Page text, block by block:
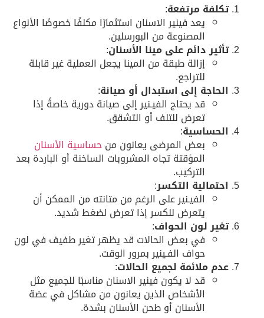
تكلفة مرتفعة:
يعد فينير الاسنان استثمارًا مكلفًا خصوصًا الأنواع
المصنوعة من البورسلين.
تأثير دائم على مينا الأسنان:
إزالة طبقة من المينا يجعل العملية غير قابلة
للتراجع.
الحاجة إلى استبدال أو صيانة:
قد يحتاج الفيـنير إلى صيانة دورية خاصةً إذا
تعرض للتلف أو التشقق.
الحساسية:
بعض المرضى يعانون من حساسية الأسنان
المؤقتة تجاه المشروبات الساخنة أو الباردة بعد
التركيب.
احتمالية التكسر:
الفيـنير على الرغم من متانته من الممكن أن
يتعرض للكسر إذا تعرض لضغط شديد.
تغير لون الحواف:
في بعض الحالات قد يظهر تغير طفيف في لون
حواف الفـينير بمرور الوقت.
عدم ملائمة لجميع الحالات:
قد لا يكون فينير الاسنان مناسبًا للجميع مثل
الأشخاص الذين يعانون من مشاكل في عضة
الأسنان أو طحن الأسنان بشدة.